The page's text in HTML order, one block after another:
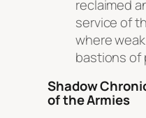
reclaimed
service of
where
bastions of
Shadow
of the Armies